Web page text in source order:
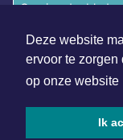
Deze website
ervoor te zorgen
op onze website
Ik
Overige
Algemene
Disclaimer